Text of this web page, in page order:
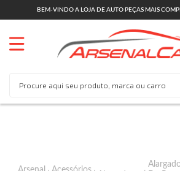
BEM-VINDO A LOJA DE AUTO PEÇAS MAIS